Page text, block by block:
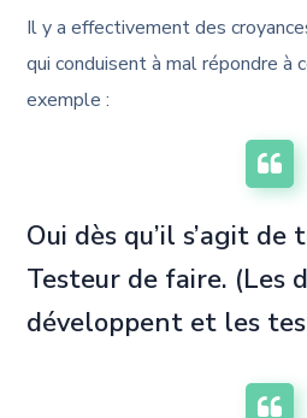
Il y a effectivement des
qui conduisent à mal répondre à
exemple :
Oui dès qu’il s’agit de
Testeur de faire. (Les
développent et les